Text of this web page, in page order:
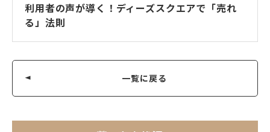
利用者の声が導く！ディーズスクエアで「売れ
る」法則
一覧に戻る